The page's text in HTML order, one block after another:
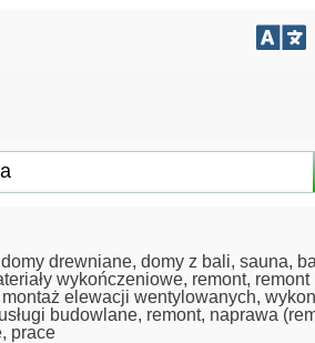
drewniane, domy z bali, sauna,
wykończeniowe, remont, remont
elewacji wentylowanych,
budowlane, remont, naprawa
prace